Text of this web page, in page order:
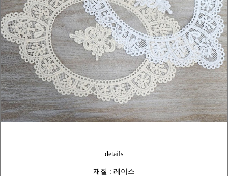
details
재질 : 레이스